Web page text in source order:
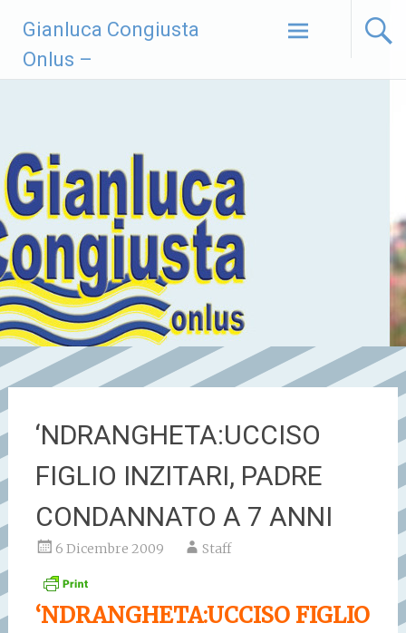
contenuto
Gianluca Congiusta
Onlus –
‘NDRANGHETA:UCCISO
FIGLIO INZITARI, PADRE
CONDANNATO A 7 ANNI
6 Dicembre 2009 Staff
‘NDRANGHETA:UCCISO FIGLIO